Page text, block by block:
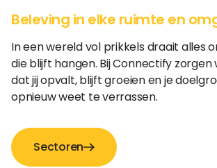
Beleving in elke ruimte en
In een wereld vol prikkels draait alles
die blijft hangen. Bij Connectify zorgen
dat jij opvalt, blijft groeien en je
opnieuw weet te verrassen.
Sectoren